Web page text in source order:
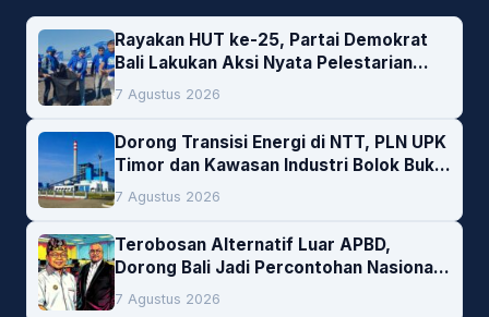
Rayakan HUT ke-25, Partai Demokrat
Bali Lakukan Aksi Nyata Pelestarian
Lingkungan
7 Agustus 2026
Dorong Transisi Energi di NTT, PLN UPK
Timor dan Kawasan Industri Bolok Buka
Peluang Investasi Woodchip untuk
Cofiring PLTU Bolok
7 Agustus 2026
Terobosan Alternatif Luar APBD,
Dorong Bali Jadi Percontohan Nasional
Pembiayaan Daerah
7 Agustus 2026